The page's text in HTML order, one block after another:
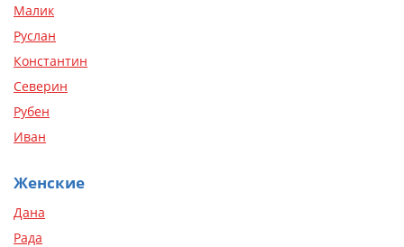
Малик
Руслан
Константин
Северин
Рубен
Иван
Женские
Дана
Рада